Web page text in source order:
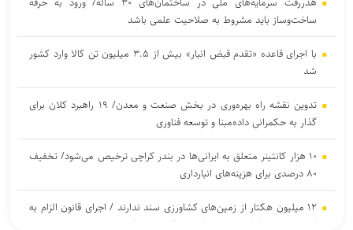
ساخت‌وساز باید مشروط به صلاحیت علمی باشد
با اجرای قاعده «تقدم قبض انبار» بیش از ۳.۵ میلیون تن کالا وارد کشور
شد
تدوین نقشه راه بهره‌وری در بخش صنعت و معدن/ ۱۹ راهبرد کلان برای
گذار به حکمرانی داده‌مبنا و توسعه فناوری
۱۰ هزار کانتینر متعلق به ایرانی‌ها در بندر کراچی ترخیص می‌شود/ تخفیف
۸۰ درصدی برای هزینه‌های انبارداری
۱۲ میلیون هکتار از زمین‌های کشاورزی سند ندارند / اجرای قانون الزام به
ثبت رسمی معاملات غیرمنقول در ۱۴۳ شهرستان